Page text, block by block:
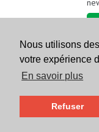
Nous utilisons
votre expérience
En savoir plus
Refuser